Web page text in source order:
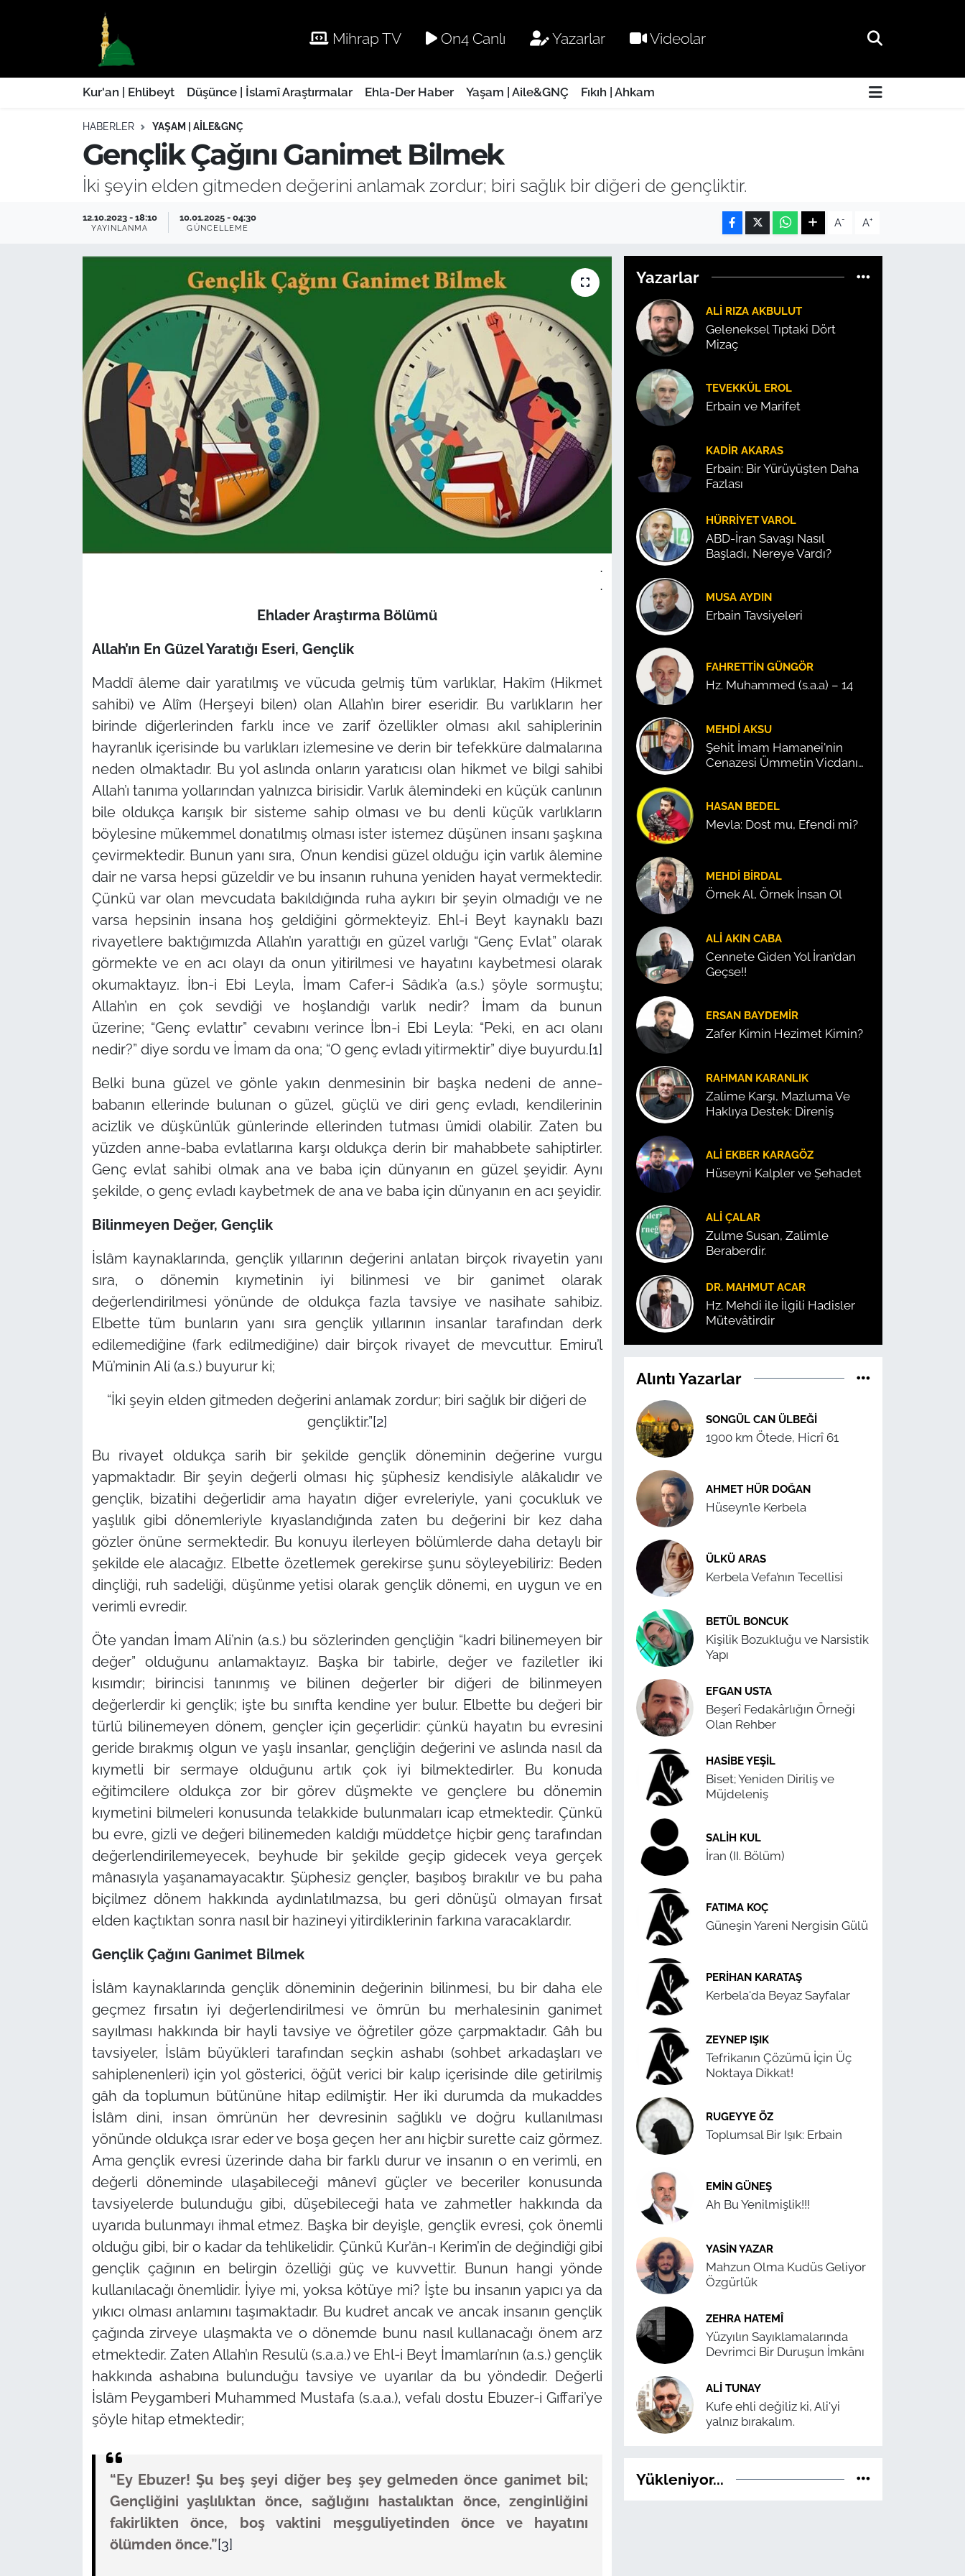
Mihrap TV On4 Canlı Yazarlar Videolar
Kur'an | Ehlibeyt Düşünce | İslamî Araştırmalar Ehla-Der Haber Yaşam | Aile&GNÇ Fıkıh | Ahkam
HABERLER YAŞAM | AILE&GNÇ
Gençlik Çağını Ganimet Bilmek
İki şeyin elden gitmeden değerini anlamak zordur; biri sağlık bir diğeri de gençliktir.
12.10.2023 - 18:10
YAYINLANMA
10.01.2025 - 04:30
GÜNCELLEME A- A+
.
.
Ehlader Araştırma Bölümü
Allah’ın En Güzel Yaratığı Eseri, Gençlik
Maddî âleme dair yaratılmış ve vücuda gelmiş tüm varlıklar, Hakîm (Hikmet
sahibi) ve Alîm (Herşeyi bilen) olan Allah’ın birer eseridir. Bu varlıkların her
birinde diğerlerinden farklı ince ve zarif özellikler olması akıl sahiplerinin
hayranlık içerisinde bu varlıkları izlemesine ve derin bir tefekküre dalmalarına
neden olmaktadır. Bu yol aslında onların yaratıcısı olan hikmet ve bilgi sahibi
Allah’ı tanıma yollarından yalnızca birisidir. Varlık âlemindeki en küçük canlının
bile oldukça karışık bir sisteme sahip olması ve bu denli küçük varlıkların
böylesine mükemmel donatılmış olması ister istemez düşünen insanı şaşkına
çevirmektedir. Bunun yanı sıra, O’nun kendisi güzel olduğu için varlık âlemine
dair ne varsa hepsi güzeldir ve bu insanın ruhuna yeniden hayat vermektedir.
Çünkü var olan mevcudata bakıldığında ruha aykırı bir şeyin olmadığı ve ne
varsa hepsinin insana hoş geldiğini görmekteyiz. Ehl-i Beyt kaynaklı bazı
rivayetlere baktığımızda Allah’ın yarattığı en güzel varlığı “Genç Evlat”olarak
görmekte ve en acı olayı da onun yitirilmesi ve hayatını kaybetmesi olarak
okumaktayız. İbn-i Ebi Leyla, İmam Cafer-i Sâdık’a (a.s.) şöyle sormuştu;
Allah’ın en çok sevdiği ve hoşlandığı varlık nedir? İmam da bunun
üzerine; “Genç evlattır” cevabını verince İbn-i Ebi Leyla: “Peki, en acı olanı
nedir?” diye sordu ve İmam da ona; “O genç evladı yitirmektir” diye buyurdu.[1]
Belki buna güzel ve gönle yakın denmesinin bir başka nedeni de anne-
babanın ellerinde bulunan o güzel, güçlü ve diri genç evladı, kendilerinin
acizlik ve düşkünlük günlerinde ellerinden tutması ümidi olabilir. Zaten bu
yüzden anne-baba evlatlarına karşı oldukça derin bir mahabbete sahiptirler.
Genç evlat sahibi olmak ana ve baba için dünyanın en güzel şeyidir. Aynı
şekilde, o genç evladı kaybetmek de ana ve baba için dünyanın en acı şeyidir.
Bilinmeyen Değer, Gençlik
İslâm kaynaklarında, gençlik yıllarının değerini anlatan birçok rivayetin yanı
sıra, o dönemin kıymetinin iyi bilinmesi ve bir ganimet olarak
değerlendirilmesi yönünde de oldukça fazla tavsiye ve nasihate sahibiz.
Elbette tüm bunların yanı sıra gençlik yıllarının insanlar tarafından derk
edilemediğine (fark edilmediğine) dair birçok rivayet de mevcuttur. Emiru’l
Mü’minin Ali (a.s.) buyurur ki;
“İki şeyin elden gitmeden değerini anlamak zordur; biri sağlık bir diğeri de
gençliktir.”[2]
Bu rivayet oldukça sarih bir şekilde gençlik döneminin değerine vurgu
yapmaktadır. Bir şeyin değerli olması hiç şüphesiz kendisiyle alâkalıdır ve
gençlik, bizatihi değerlidir ama hayatın diğer evreleriyle, yani çocukluk ve
yaşlılık gibi dönemleriyle kıyaslandığında zaten bu değerini bir kez daha
gözler önüne sermektedir. Bu konuyu ilerleyen bölümlerde daha detaylı bir
şekilde ele alacağız. Elbette özetlemek gerekirse şunu söyleyebiliriz: Beden
dinçliği, ruh sadeliği, düşünme yetisi olarak gençlik dönemi, en uygun ve en
verimli evredir.
Öte yandan İmam Ali’nin (a.s.) bu sözlerinden gençliğin “kadri bilinemeyen bir
değer” olduğunu anlamaktayız. Başka bir tabirle, değer ve faziletler iki
kısımdır; birincisi tanınmış ve bilinen değerler bir diğeri de bilinmeyen
değerlerdir ki gençlik; işte bu sınıfta kendine yer bulur. Elbette bu değeri bir
türlü bilinemeyen dönem, gençler için geçerlidir: çünkü hayatın bu evresini
geride bırakmış olgun ve yaşlı insanlar, gençliğin değerini ve aslında nasıl da
kıymetli bir sermaye olduğunu artık çok iyi bilmektedirler. Bu konuda
eğitimcilere oldukça zor bir görev düşmekte ve gençlere bu dönemin
kıymetini bilmeleri konusunda telakkide bulunmaları icap etmektedir. Çünkü
bu evre, gizli ve değeri bilinemeden kaldığı müddetçe hiçbir genç tarafından
değerlendirilemeyecek, beyhude bir şekilde geçip gidecek veya gerçek
mânasıyla yaşanamayacaktır. Şüphesiz gençler, başıboş bırakılır ve bu paha
biçilmez dönem hakkında aydınlatılmazsa, bu geri dönüşü olmayan fırsat
elden kaçtıktan sonra nasıl bir hazineyi yitirdiklerinin farkına varacaklardır.
Gençlik Çağını Ganimet Bilmek
İslâm kaynaklarında gençlik döneminin değerinin bilinmesi, bu bir daha ele
geçmez fırsatın iyi değerlendirilmesi ve ömrün bu merhalesinin ganimet
sayılması hakkında bir hayli tavsiye ve öğretiler göze çarpmaktadır. Gâh bu
tavsiyeler, İslâm büyükleri tarafından seçkin ashabı (sohbet arkadaşları ve
sahiplenenleri) için yol gösterici, öğüt verici bir kalıp içerisinde dile getirilmiş
gâh da toplumun bütününe hitap edilmiştir. Her iki durumda da mukaddes
İslâm dini, insan ömrünün her devresinin sağlıklı ve doğru kullanılması
yönünde oldukça ısrar eder ve boşa geçen her anı hiçbir surette caiz görmez.
Ama gençlik evresi üzerinde daha bir farklı durur ve insanın o en verimli, en
değerli döneminde ulaşabileceği mânevî güçler ve beceriler konusunda
tavsiyelerde bulunduğu gibi, düşebileceği hata ve zahmetler hakkında da
uyarıda bulunmayı ihmal etmez. Başka bir deyişle, gençlik evresi, çok önemli
olduğu gibi, bir o kadar da tehlikelidir. Çünkü Kur’ân-ı Kerim’in de değindiği gibi
gençlik çağının en belirgin özelliği güç ve kuvvettir. Bunun hangi yönde
kullanılacağı önemlidir. İyiye mi, yoksa kötüye mi? İşte bu insanın yapıcı ya da
yıkıcı olması anlamını taşımaktadır. Bu kudret ancak ve ancak insanın gençlik
çağında zirveye ulaşmakta ve o dönemde bunu nasıl kullanacağı önem arz
etmektedir. Zaten Allah’ın Resulü (s.a.a.) ve Ehl-i Beyt İmamları’nın (a.s.) gençlik
hakkında ashabına bulunduğu tavsiye ve uyarılar da bu yöndedir. Değerli
İslâm Peygamberi Muhammed Mustafa (s.a.a.), vefalı dostu Ebuzer-i Gıffari’ye
şöyle hitap etmektedir;
“Ey Ebuzer! Şu beş şeyi diğer beş şey gelmeden önce ganimet bil;
Gençliğini yaşlılıktan önce, sağlığını hastalıktan önce, zenginliğini
fakirlikten önce, boş vaktini meşguliyetinden önce ve hayatını
ölümden önce.”‌[3]
Yazarlar
ALI RIZA AKBULUT
Geleneksel Tıptaki Dört
Mizaç
TEVEKKÜL EROL
Erbain ve Marifet
KADIR AKARAS
Erbain: Bir Yürüyüşten Daha
Fazlası
HÜRRIYET VAROL
ABD-İran Savaşı Nasıl
Başladı, Nereye Vardı?
MUSA AYDIN
Erbain Tavsiyeleri
FAHRETTIN GÜNGÖR
Hz. Muhammed (s.a.a) – 14
MEHDI AKSU
Şehit İmam Hamanei'nin
Cenazesi Ümmetin Vicdanını
HASAN BEDEL
Mevla: Dost mu, Efendi mi?
MEHDI BIRDAL
Örnek Al, Örnek İnsan Ol
ALI AKIN CABA
Cennete Giden Yol İran’dan
Geçse!!
ERSAN BAYDEMIR
Zafer Kimin Hezimet Kimin?
RAHMAN KARANLIK
Zalime Karşı, Mazluma Ve
Haklıya Destek: Direniş
ALI EKBER KARAGÖZ
Hüseyni Kalpler ve Şehadet
ALI ÇALAR
Zulme Susan, Zalimle
Beraberdir.
DR. MAHMUT ACAR
Hz. Mehdi ile İlgili Hadisler
Mütevâtirdir
Alıntı Yazarlar
SONGÜL CAN ÜLBEĞI
1900 km Ötede, Hicrî 61
AHMET HÜR DOĞAN
Hüseyn’le Kerbela
ÜLKÜ ARAS
Kerbela Vefa’nın Tecellisi
BETÜL BONCUK
Kişilik Bozukluğu ve Narsistik
Yapı
EFGAN USTA
Beşerî Fedakârlığın Örneği
Olan Rehber
HASIBE YEŞIL
Biset; Yeniden Diriliş ve
Müjdeleniş
SALIH KUL
İran (II. Bölüm)
FATIMA KOÇ
Güneşin Yareni Nergisin Gülü
PERIHAN KARATAŞ
Kerbela'da Beyaz Sayfalar
ZEYNEP IŞIK
Tefrikanın Çözümü İçin Üç
Noktaya Dikkat!
RUGEYYE ÖZ
Toplumsal Bir Işık: Erbain
EMIN GÜNEŞ
Ah Bu Yenilmişlik!!!
YASIN YAZAR
Mahzun Olma Kudüs Geliyor
Özgürlük
ZEHRA HATEMÎ
Yüzyılın Sayıklamalarında
Devrimci Bir Duruşun İmkânı
ALI TUNAY
Kufe ehli değiliz ki, Ali'yi
yalnız bırakalım.
Yükleniyor...
Kur'an | Ehlibeyt
Düşünce | İslamî Araştırmalar
Ehla-Der Haber
Yaşam | Aile&GNÇ
Nöbetçi Eczaneler
Hava Durumu
Trafik Durumu
Süper Lig Puan Durumu ve Fikstür